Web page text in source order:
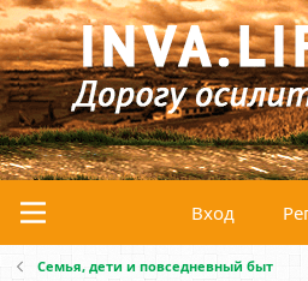
Вход
Семья, дети и повседневный быт